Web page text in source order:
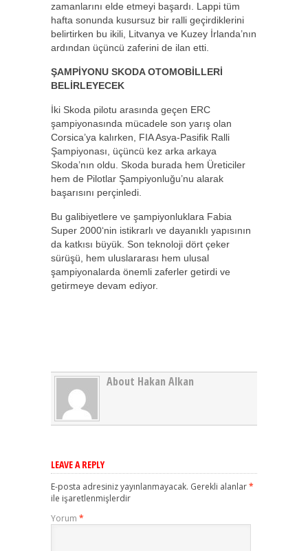
zamanlarını elde etmeyi başardı. Lappi tüm
hafta sonunda kusursuz bir ralli geçirdiklerini
belirtirken bu ikili, Litvanya ve Kuzey İrlanda’nın
ardından üçüncü zaferini de ilan etti.
ŞAMPİYONU SKODA OTOMOBİLLERİ
BELİRLEYECEK
İki Skoda pilotu arasında geçen ERC
şampiyonasında mücadele son yarış olan
Corsica’ya kalırken, FIA Asya-Pasifik Ralli
Şampiyonası, üçüncü kez arka arkaya
Skoda’nın oldu. Skoda burada hem Üreticiler
hem de Pilotlar Şampiyonluğu’nu alarak
başarısını perçinledi.
Bu galibiyetlere ve şampiyonluklara Fabia
Super 2000‘nin istikrarlı ve dayanıklı yapısının
da katkısı büyük. Son teknoloji dört çeker
sürüşü, hem uluslararası hem ulusal
şampiyonalarda önemli zaferler getirdi ve
getirmeye devam ediyor.
About Hakan Alkan
LEAVE A REPLY
E-posta adresiniz yayınlanmayacak. Gerekli alanlar*
ile işaretlenmişlerdir
Yorum *